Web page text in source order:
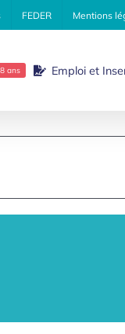
FEDER Mentions
ans Emploi et